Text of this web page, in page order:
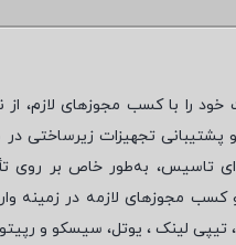
خود را با کسب مجوزهای لازم،
پشتیبانی تجهیزات زیرساختی
تاسیس، به‌طور خاص بر روی
و کسب مجوزهای لازمه در زمینه
لینک ، یوتل، سیسکو و